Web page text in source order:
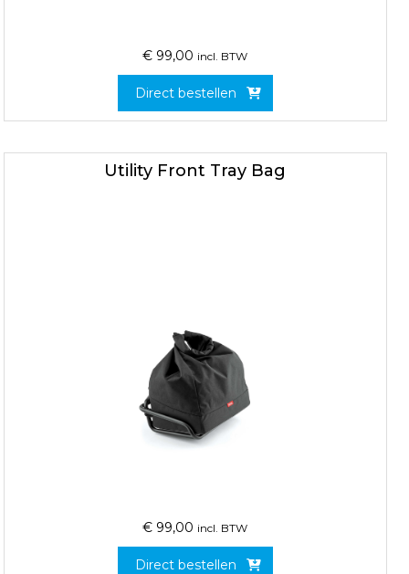
€ 99,00 incl. BTW
Direct bestellen
Utility Front Tray Bag
€ 99,00 incl. BTW
Direct bestellen